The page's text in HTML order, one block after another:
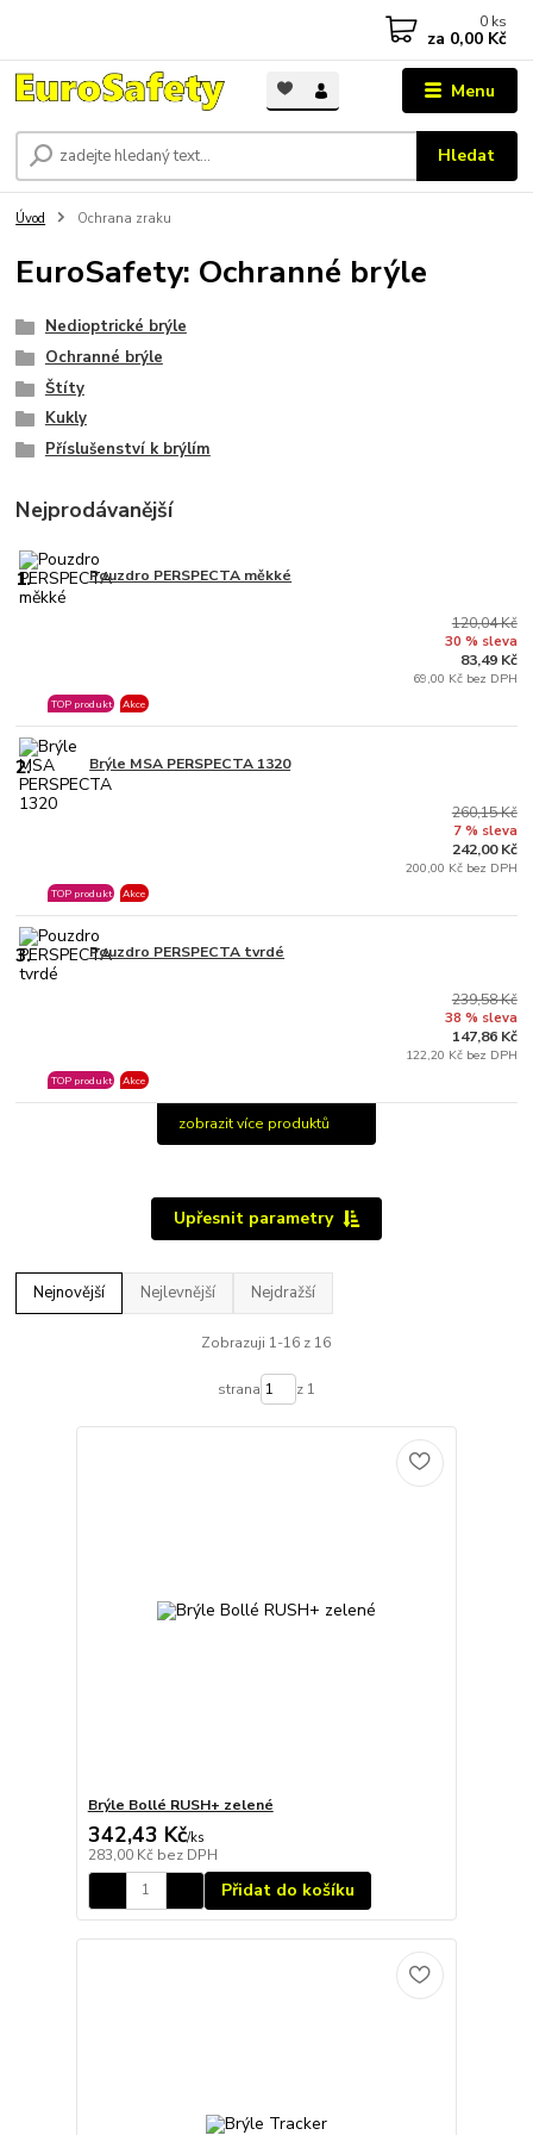
Menu
Hledat
0 ks
za 0,00 Kč
Úvod Ochrana zraku
EuroSafety: Ochranné brýle
Nedioptrické brýle
Ochranné brýle
Štíty
Kukly
Příslušenství k brýlím
Nejprodávanější
1. Pouzdro PERSPECTA měkké
TOP produkt Akce
120,04 Kč
30 % sleva
83,49 Kč
69,00 Kč bez DPH
2. Brýle MSA PERSPECTA 1320
TOP produkt Akce
260,15 Kč
7 % sleva
242,00 Kč
200,00 Kč bez DPH
3. Pouzdro PERSPECTA tvrdé
TOP produkt Akce
239,58 Kč
38 % sleva
147,86 Kč
122,20 Kč bez DPH
zobrazit více produktů
Upřesnit parametry
Nejnovější Nejlevnější Nejdražší
Zobrazuji 1-16 z 16
strana z 1
Brýle Bollé RUSH+ zelené
342,43 Kč/ks
283,00 Kč bez DPH
Přidat do košíku